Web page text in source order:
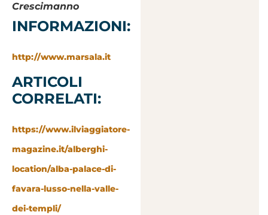
Crescimanno
INFORMAZIONI:
http://www.marsala.it
ARTICOLI
CORRELATI:
https://www.ilviaggiatore-
magazine.it/alberghi-
location/alba-palace-di-
favara-lusso-nella-valle-
dei-templi/